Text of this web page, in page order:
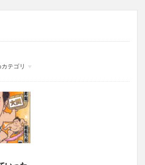
テゴリ
籍